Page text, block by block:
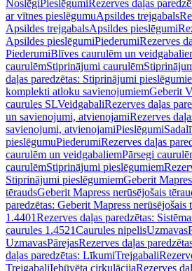
NoslēgiPieslēgumiRezerves daļas
ar vītnes pieslēgumuApsildes trejgabals
Apsildes trejgabalsApsildes pieslēgumi
Apsildes pieslēgumiPiederumiRezerves
PiederumiBlīves caurulēm un
caurulēmStiprinājumi caurulēm
daļas paredzētas: Stiprinājumi
komplekti atloku savienojumiemGeberit
caurules SLVeidgabaliRezerves daļas
un savienojumi, atvienojamiRezerves
savienojumi, atvienojamiPieslēgumi
pieslēgumuPiederumiRezerves daļas
caurulēm un veidgabaliemPārsegi
caurulēmStiprinājumi pieslēgumiem
Stiprinājumi pieslēgumiemGeberit
tēraudsGeberit Mapress nerūsējošais
paredzētas: Geberit Mapress nerūsējošais
1.4401Rezerves daļas paredzētas:
caurules 1.4521Caurules nipelisUzmavas
UzmavasPārejasRezerves daļas
daļas paredzētas: LīkumiTrejgabali
TrejgabaliIebūvēta cirkulācijaRezerves